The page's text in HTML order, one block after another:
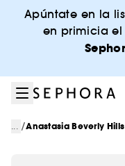
Ir al menú
Ir al contenido
Ir al pie de página
Apúntate en la
en primicia el
... /Anastasia Beverly Hills